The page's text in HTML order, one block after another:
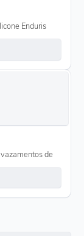
Enduris
de